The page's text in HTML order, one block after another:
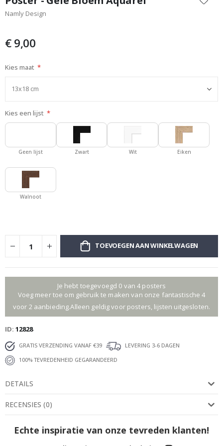
het
begin
afbeeldingen-
Namly Design
€ 9,00
Kies maat
Kies een lijst
Geen lijst Zwart Wit Eiken
Walnoot
TOEVOEGEN AAN WINKELWAGEN
Je hebt toegevoegd 0 van 4 posters
Voeg meer toe om gebruik te maken van onze fantastische 4
voor 2 aanbieding.Alleen geldig voor posters, lijsten uitgesloten.
ID 12828
GRATIS VERZENDING VANAF €39
LEVERING 3-6 DAGEN
100% TEVREDENHEID GEGARANDEERD
DETAILS
RECENSIES (0)
Echte inspiratie van onze tevreden klanten!